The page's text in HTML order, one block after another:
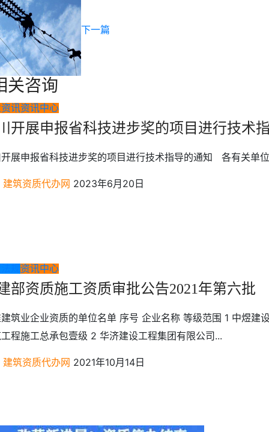
下一篇
关咨询
讯资讯中心
开展申报省科技进步奖的项目进行技术
展申报省科技进步奖的项目进行技术指导的通知 各有关单
建筑资质代办网 2023年6月20日
资讯中心
部资质施工资质审批公告2021年第六批
筑业企业资质的单位名单 序号 企业名称 等级范围 1 中煜建
程施工总承包壹级 2 华济建设工程集团有限公司...
建筑资质代办网 2021年10月14日